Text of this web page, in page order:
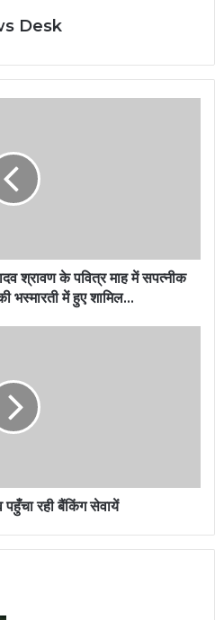
Desk
श्रावण के पवित्र माह में सपत्नीक
भस्मारती में हुए शामिल…
रही बैंकिंग सेवायें